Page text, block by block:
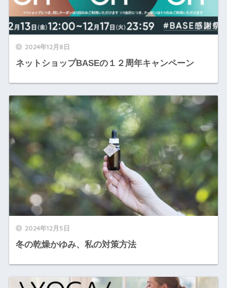
2024年12月8日
ネットショップBASEの１２周年キャンペーン
2024年12月5日
冬の乾燥かゆみ、私の対策方法